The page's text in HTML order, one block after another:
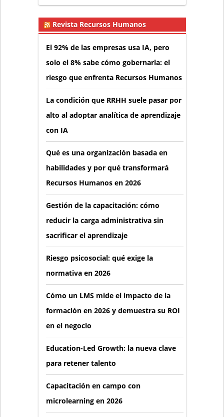
Revista Recursos Humanos
El 92% de las empresas usa IA, pero
solo el 8% sabe cómo gobernarla: el
riesgo que enfrenta Recursos Humanos
La condición que RRHH suele pasar por
alto al adoptar analítica de aprendizaje
con IA
Qué es una organización basada en
habilidades y por qué transformará
Recursos Humanos en 2026
Gestión de la capacitación: cómo
reducir la carga administrativa sin
sacrificar el aprendizaje
Riesgo psicosocial: qué exige la
normativa en 2026
Cómo un LMS mide el impacto de la
formación en 2026 y demuestra su ROI
en el negocio
Education-Led Growth: la nueva clave
para retener talento
Capacitación en campo con
microlearning en 2026